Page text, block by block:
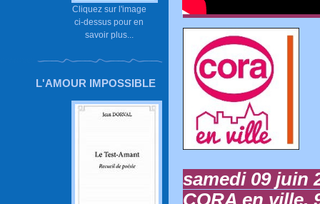
Cliquez sur l'image
ci-dessus pour en
savoir plus...
L'AMOUR IMPOSSIBLE
samedi 09 juin
CORA en ville,